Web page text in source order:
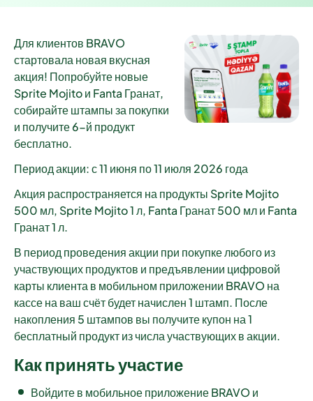
Для клиентов BRAVO
стартовала новая вкусная
акция! Попробуйте новые
Sprite Mojito и Fanta Гранат,
собирайте штампы за покупки
и получите 6-й продукт
бесплатно.
Период акции:с 11 июня по 11 июля 2026 года
Акция распространяется на продукты Sprite Mojito
500 мл, Sprite Mojito 1 л, Fanta Гранат 500 мл и Fanta
Гранат 1 л.
В период проведения акции при покупке любого из
участвующих продуктов и предъявлении цифровой
карты клиента в мобильном приложении BRAVO на
кассе на ваш счёт будет начислен 1 штамп. После
накопления 5 штампов вы получите купон на 1
бесплатный продукт из числа участвующих в акции.
Как принять участие
Войдите в мобильное приложение BRAVO и